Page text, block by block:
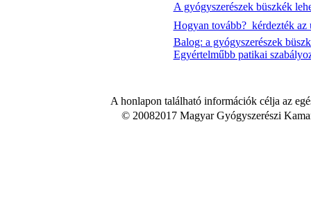
A gyógyszerészek büszkék
Hogyan tovább?  kérdezték
Balog: a gyógyszerészek
Egyértelműbb patikai
A honlapon található információk célja az
© 20082017 Magyar Gyógyszerészi